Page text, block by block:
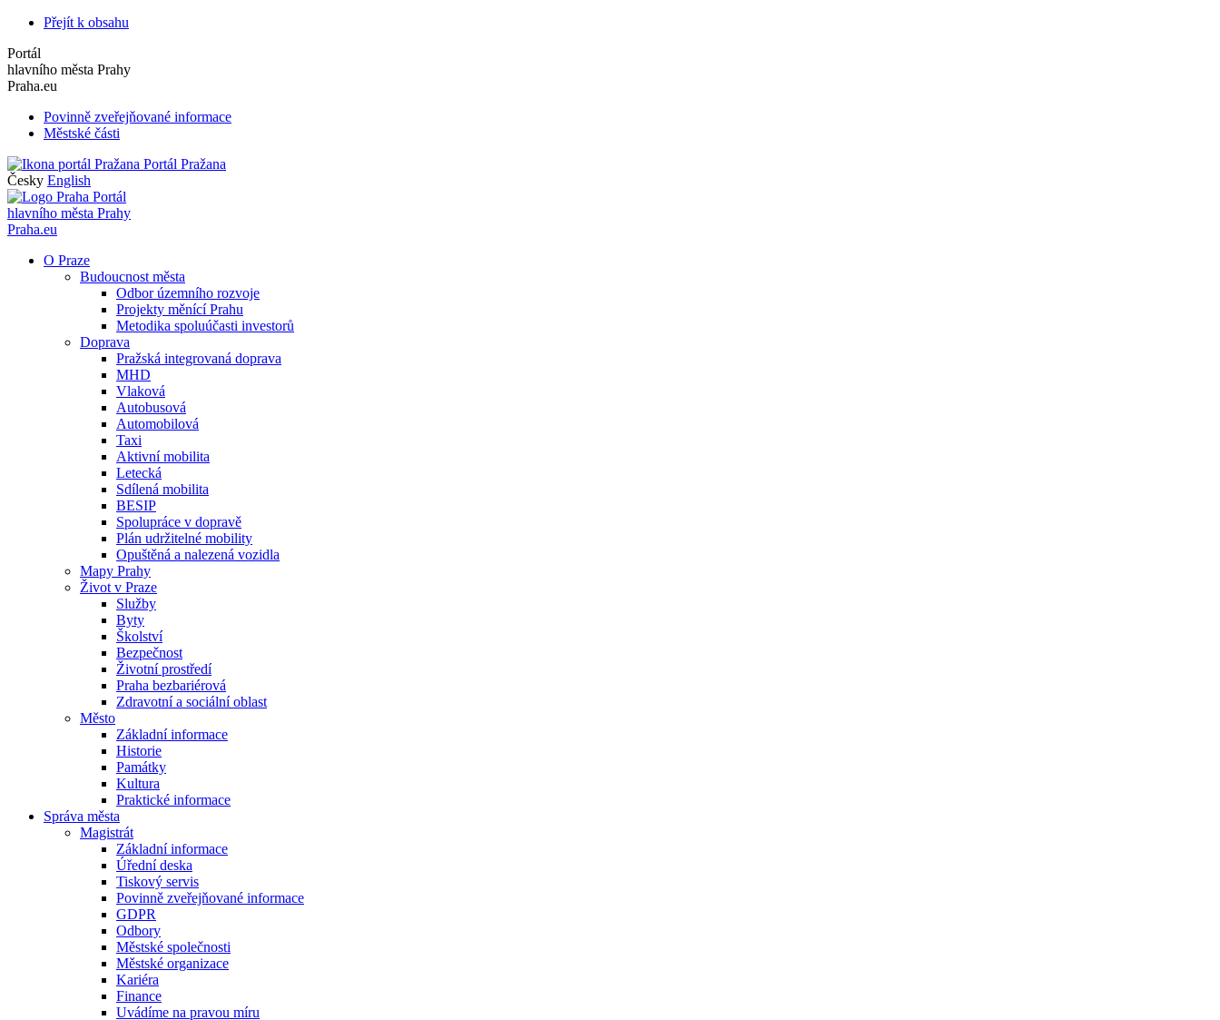
Přejít k obsahu
Portál
hlavního města Prahy
Praha.eu
Povinně zveřejňované informace
Městské části
Portál Pražana
Česky English
Portál
hlavního města Prahy
Praha.eu
O Praze
Budoucnost města
Odbor územního rozvoje
Projekty měnící Prahu
Metodika spoluúčasti investorů
Doprava
Pražská integrovaná doprava
MHD
Vlaková
Autobusová
Automobilová
Taxi
Aktivní mobilita
Letecká
Sdílená mobilita
BESIP
Spolupráce v dopravě
Plán udržitelné mobility
Opuštěná a nalezená vozidla
Mapy Prahy
Život v Praze
Služby
Byty
Školství
Bezpečnost
Životní prostředí
Praha bezbariérová
Zdravotní a sociální oblast
Město
Základní informace
Historie
Památky
Kultura
Praktické informace
Správa města
Magistrát
Základní informace
Úřední deska
Tiskový servis
Povinně zveřejňované informace
GDPR
Odbory
Městské společnosti
Městské organizace
Kariéra
Finance
Uvádíme na pravou míru